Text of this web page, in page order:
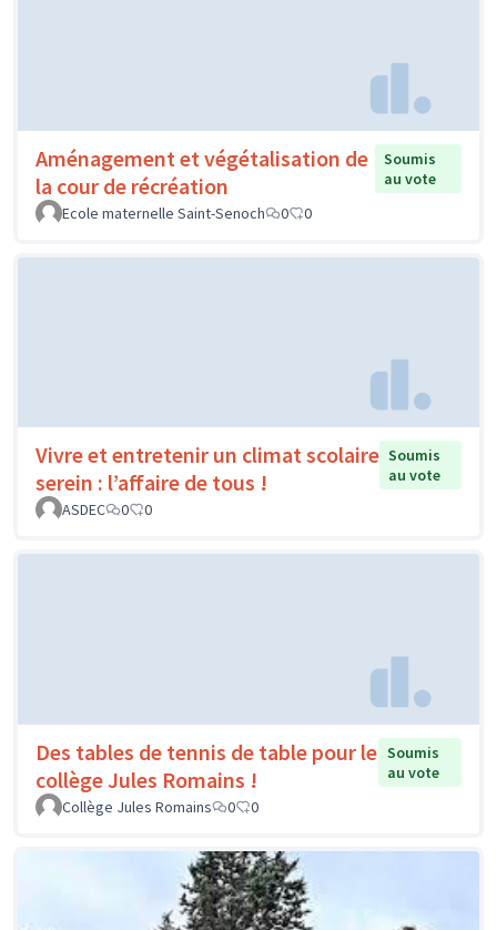
Aménagement et végétalisation de
la cour de récréation
Soumis
au vote
Ecole maternelle Saint-Senoch
0 0
Vivre et entretenir un climat scolaire
serein : l’affaire de tous !
Soumis
au vote
ASDEC
0 0
Des tables de tennis de table pour le
collège Jules Romains !
Soumis
au vote
Collège Jules Romains
0 0